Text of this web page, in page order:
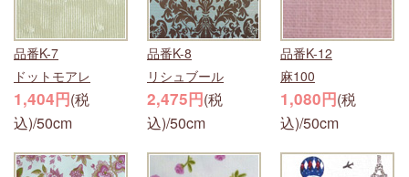
品番K-7
ドットモアレ
1,404円(税
込)/50cm
品番K-8
リシュブール
2,475円(税
込)/50cm
品番K-12
麻100
1,080円(税
込)/50cm